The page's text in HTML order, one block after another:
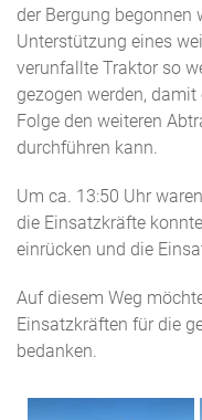
der Bergung begonnen
Unterstützung eines
verunfallte Traktor so
gezogen werden,
Folge den weiteren
durchführen kann.
Um ca. 13:50 Uhr
die Einsatzkräfte
einrücken und die
Auf diesem Weg
Einsatzkräften für die
bedanken.